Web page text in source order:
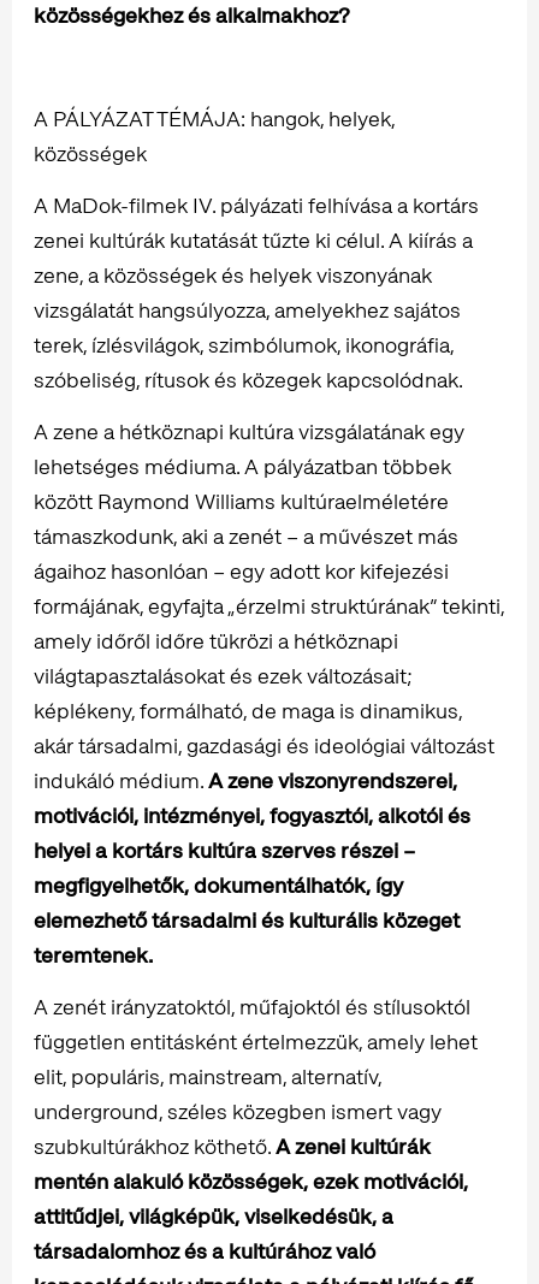
közösségekhez és alkalmakhoz?
A PÁLYÁZAT TÉMÁJA: hangok, helyek,
közösségek
A MaDok-filmek IV. pályázati felhívása a kortárs
zenei kultúrák kutatását tűzte ki célul. A kiírás a
zene, a közösségek és helyek viszonyának
vizsgálatát hangsúlyozza, amelyekhez sajátos
terek, ízlésvilágok, szimbólumok, ikonográfia,
szóbeliség, rítusok és közegek kapcsolódnak.
A zene a hétköznapi kultúra vizsgálatának egy
lehetséges médiuma. A pályázatban többek
között Raymond Williams kultúraelméletére
támaszkodunk, aki a zenét – a művészet más
ágaihoz hasonlóan – egy adott kor kifejezési
formájának, egyfajta „érzelmi struktúrának” tekinti,
amely időről időre tükrözi a hétköznapi
világtapasztalásokat és ezek változásait;
képlékeny, formálható, de maga is dinamikus,
akár társadalmi, gazdasági és ideológiai változást
indukáló médium.A zene viszonyrendszerei,
motivációi, intézményei, fogyasztói, alkotói és
helyei a kortárs kultúra szerves részei –
megfigyelhetők, dokumentálhatók, így
elemezhető társadalmi és kulturális közeget
teremtenek.
A zenét irányzatoktól, műfajoktól és stílusoktól
független entitásként értelmezzük, amely lehet
elit, populáris, mainstream, alternatív,
underground, széles közegben ismert vagy
szubkultúrákhoz köthető.A zenei kultúrák
mentén alakuló közösségek, ezek motivációi,
attitűdjei, világképük, viselkedésük, a
társadalomhoz és a kultúrához való